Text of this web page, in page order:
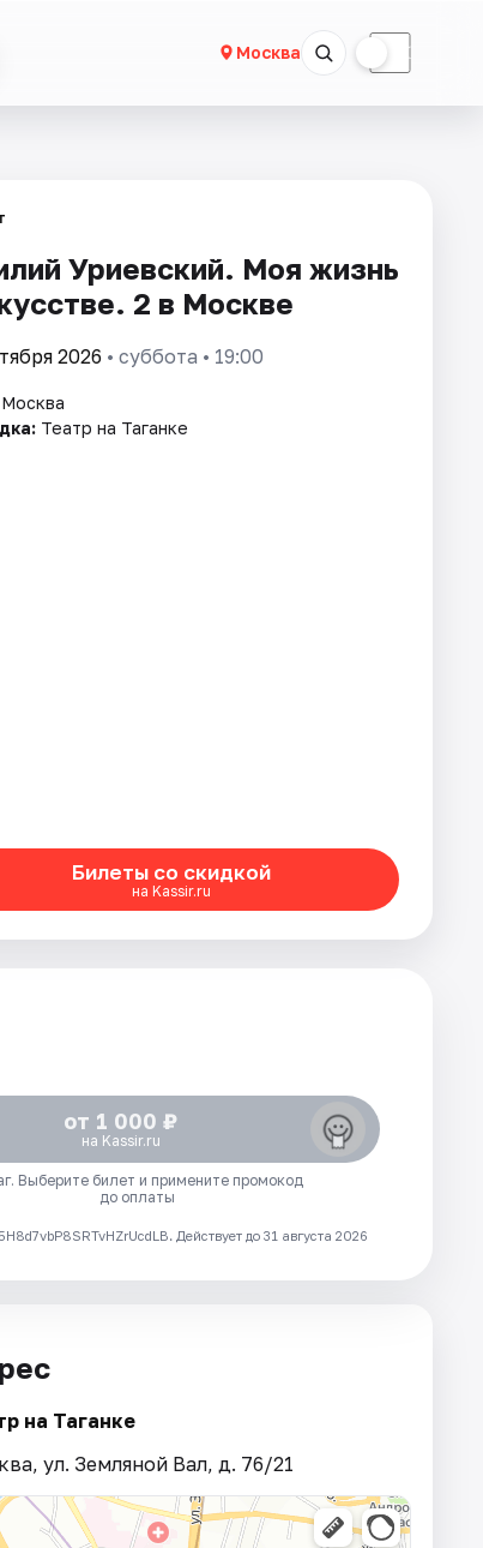
Москва ☾
Уриевский. Моя жизнь
2 в Москве
2026 • суббота • 19:00
Москва
Театр на Таганке
Билеты со скидкой
на Kassir.ru
от 1 000 ₽
на Kassir.ru
Выберите билет и примените промокод
до оплаты
Действует до 31 августа 2026
на Таганке
ул. Земляной Вал, д. 76/21